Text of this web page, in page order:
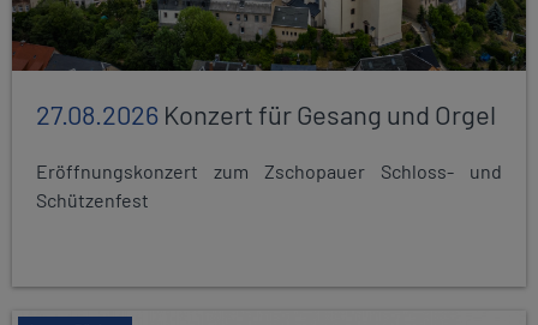
27.08.2026 Konzert für Gesang und Orgel
Eröffnungskonzert zum Zschopauer Schloss- und
Schützenfest